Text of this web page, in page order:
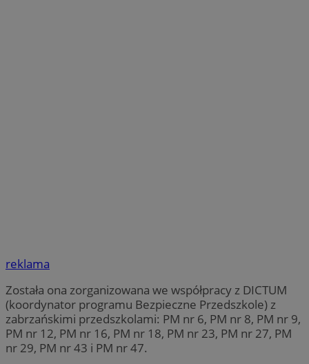
reklama
Została ona zorganizowana we współpracy z DICTUM
(koordynator programu Bezpieczne Przedszkole) z
zabrzańskimi przedszkolami: PM nr 6, PM nr 8, PM nr 9,
PM nr 12, PM nr 16, PM nr 18, PM nr 23, PM nr 27, PM
nr 29, PM nr 43 i PM nr 47.